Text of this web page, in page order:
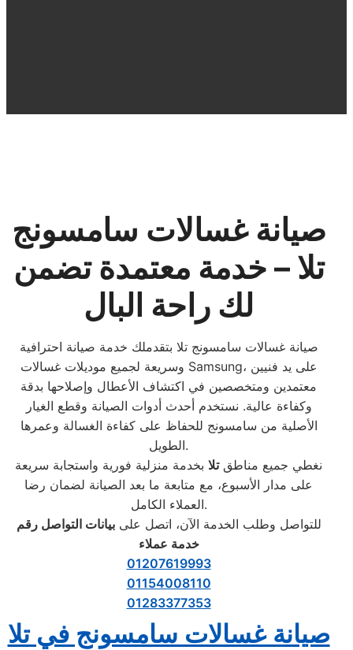
صيانة غسالات سامسونج
تلا – خدمة معتمدة تضمن
لك راحة البال
صيانة غسالات سامسونج تلا بتقدملك خدمة صيانة احترافية
وسريعة لجميع موديلات غسالات Samsung، على يد فنيين
معتمدين ومتخصصين في اكتشاف الأعطال وإصلاحها بدقة
وكفاءة عالية. نستخدم أحدث أدوات الصيانة وقطع الغيار
الأصلية من سامسونج للحفاظ على كفاءة الغسالة وعمرها
الطويل.
نغطي جميع مناطقتلا بخدمة منزلية فورية واستجابة سريعة
على مدار الأسبوع، مع متابعة ما بعد الصيانة لضمان رضا
العملاء الكامل.
للتواصل وطلب الخدمة الآن، اتصل علىبيانات التواصل رقم
خدمة عملاء
01207619993
01154008110
01283377353
صيانة غسالات سامسونج في تلا